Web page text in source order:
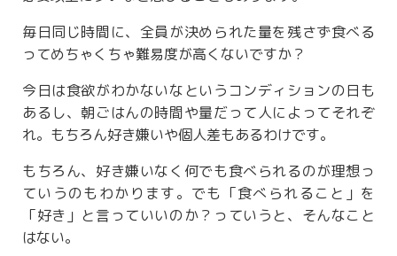
毎日同じ時間に、全員が決められた量を残さず食べる
ってめちゃくちゃ難易度が高くないですか？
今日は食欲がわかないなというコンディションの日も
あるし、朝ごはんの時間や量だって人によってそれぞ
れ。もちろん好き嫌いや個人差もあるわけです。
もちろん、好き嫌いなく何でも食べられるのが理想っ
ていうのもわかります。でも「食べられること」を
「好き」と言っていいのか？っていうと、そんなこと
はない。